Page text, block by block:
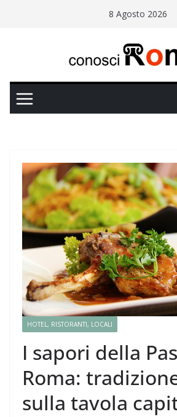
8 Agosto 2026
HOTEL, RISTORANTI, LOCALI
I sapori della
Roma:
sulla tavola